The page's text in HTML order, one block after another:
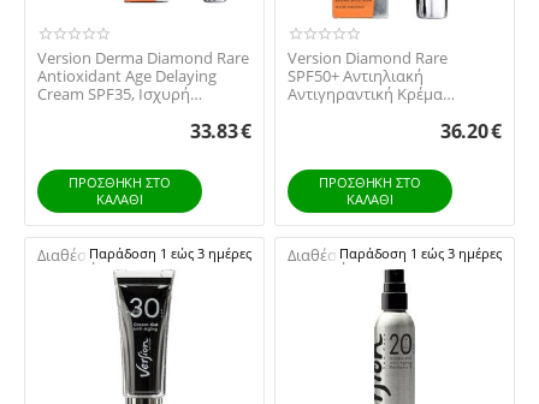
Version Derma Diamond Rare
Antioxidant Age Delaying
Cream SPF35, Ισχυρή
33.83€
ΠΡΟΣΘΉΚΗ ΣΤΟ
ΚΑΛΆΘΙ
Version Diamond Rare
SPF50+ Αντιηλιακή
Αντιγηραντική Κρέμα
36.20€
ΠΡΟΣΘΉΚΗ ΣΤΟ
ΚΑΛΆΘΙ
Διαθέσιμο:Παράδοση 1 εώς 3 ημέρες Διαθέσιμο:Παράδοση 1 εώς 3 ημέρες